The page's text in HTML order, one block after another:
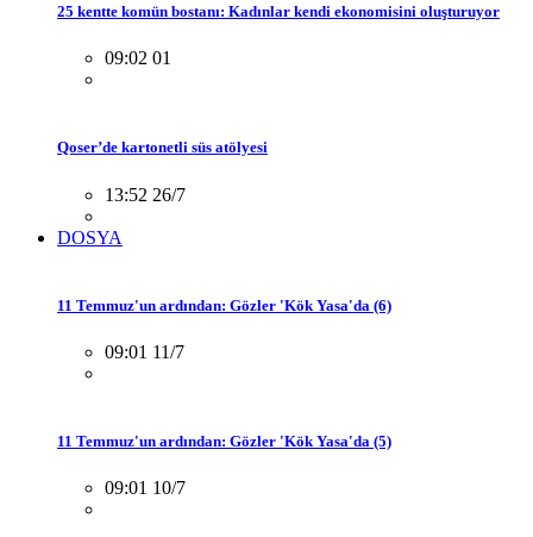
25 kentte komün bostanı: Kadınlar kendi ekonomisini oluşturuyor
09:02 01
Qoser’de kartonetli süs atölyesi
13:52 26/7
DOSYA
11 Temmuz'un ardından: Gözler 'Kök Yasa'da (6)
09:01 11/7
11 Temmuz'un ardından: Gözler 'Kök Yasa'da (5)
09:01 10/7